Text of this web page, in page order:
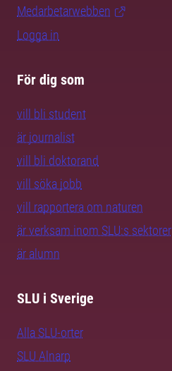
Medarbetarwebben
Logga in
För dig som
vill bli student
är journalist
vill bli doktorand
vill söka jobb
vill rapportera om naturen
är verksam inom SLU:s sektorer
är alumn
SLU i Sverige
Alla SLU-orter
SLU Alnarp